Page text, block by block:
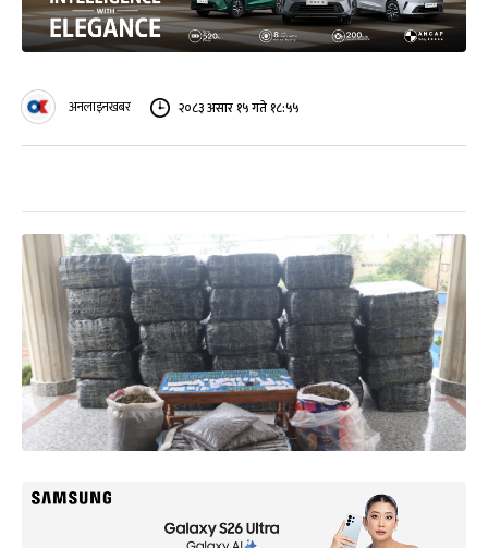
अनलाइनखबर २०८३ असार १५ गते १८:५५